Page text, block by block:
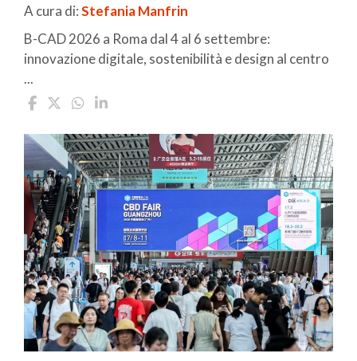
A cura di:Stefania Manfrin
B-CAD 2026 a Roma dal 4 al 6 settembre:
innovazione digitale, sostenibilità e design al centro
...